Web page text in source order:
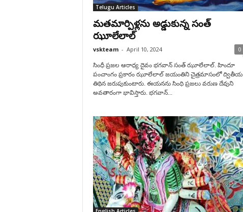
Telugu Articles
మ‌త‌మార్పిళ్ల‌ను అడ్డుకున్న సంత్
ఝూలేలాల్‌
vskteam - April 10, 2024 0
సింధీ ప్ర‌జ‌ల ఆరాధ్య దైవం భ‌గ‌వాన్‌ సంత్ ఝూలేలాల్. హిందూ
పంచాంగం ప్రకారం ఝూలేలాల్ జయంతిని చైత్రమాసంలో ద్వితీయ
తిథిన జరుపుకుంటారు. ఈయనను సింధి ప్ర‌జ‌లు వరుణ దేవుని
అవతారంగా భావిస్తారు. భగవాన్...